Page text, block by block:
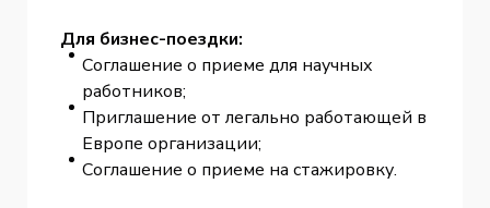
Для бизнес-поездки:
Соглашение о приеме для научных
работников;
Приглашение от легально работающей в
Европе организации;
Соглашение о приеме на стажировку.